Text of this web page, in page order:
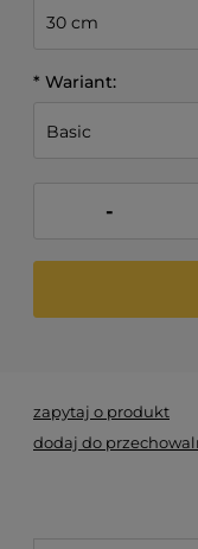
* Wariant:
-
zapytaj o produkt
dodaj do